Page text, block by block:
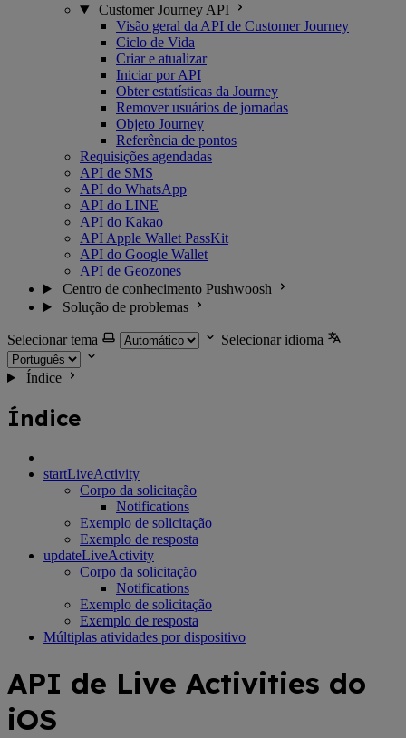
Customer Journey API
Visão geral da API de Customer Journey
Ciclo de Vida
Criar e atualizar
Iniciar por API
Obter estatísticas da Journey
Remover usuários de jornadas
Objeto Journey
Referência de pontos
Requisições agendadas
API de SMS
API do WhatsApp
API do LINE
API do Kakao
API Apple Wallet PassKit
API do Google Wallet
API de Geozones
Centro de conhecimento Pushwoosh
Solução de problemas
Selecionar tema Selecionar idioma
Índice
Índice
startLiveActivity
Corpo da solicitação
Notifications
Exemplo de solicitação
Exemplo de resposta
updateLiveActivity
Corpo da solicitação
Notifications
Exemplo de solicitação
Exemplo de resposta
Múltiplas atividades por dispositivo
API de Live Activities do
iOS